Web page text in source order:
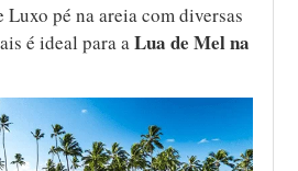
Luxo pé na areia com diversas
é ideal para aLua de Mel na